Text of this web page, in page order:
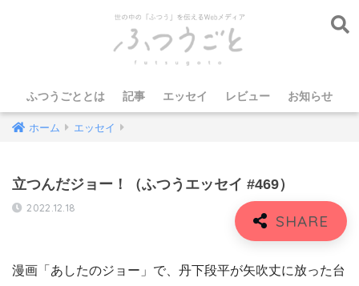
ふつうごととは 記事 エッセイ レビュー お知らせ
ホーム エッセイ
立つんだジョー！（ふつうエッセイ #469）
2022.12.18
漫画「あしたのジョー」で、丹下段平が矢吹丈に放った台